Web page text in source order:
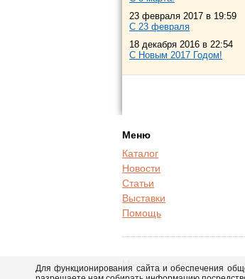
23 февраля 2017 в 19:59
С 23 февраля
18 декабря 2016 в 22:54
С Новым 2017 Годом!
Меню
Каталог
Новости
Статьи
Выставки
Помощь
Мы в соц. сетях
Для функционирования сайта и обеспечения